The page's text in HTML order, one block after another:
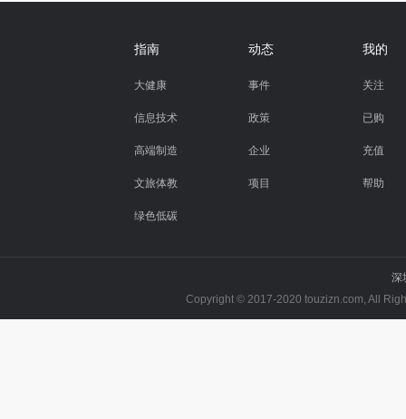
指南
大健康
信息技术
高端制造
文旅体教
绿色低碳
动态
事件
政策
企业
项目
我的
关注
已购
充值
帮助
深
Copyright © 2017-2020 touzizn.com, All